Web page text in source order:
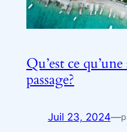
Qu’est ce
passage?
Juil 23, 2024—